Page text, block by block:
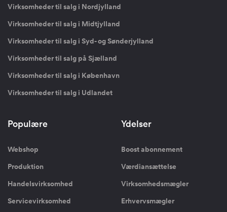
Virksomheder til salg i Nordjylland
Virksomheder til salg i Midtjylland
Virksomheder til salg i Syd- og Sønderjylland
Virksomheder til salg på Sjælland
Virksomheder til salg i København
Virksomheder til salg i Udlandet
Populære
Webshop
Produktion
Handelsvirksomhed
Servicevirksomhed
Ydelser
Boost abonnement
Værdiansættelse
Virksomhedsmægler
Erhvervsmægler